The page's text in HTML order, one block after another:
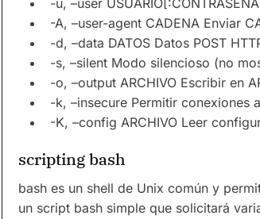
-u, –user
-A, –user-agent CADENA Enviar
-d, –data DATOS Datos POST
-s, –silent Modo silencioso (no
-o, –output ARCHIVO Escribir en
-k, –insecure Permitir conexiones
-K, –config ARCHIVO Leer
scripting bash
bash es un shell de Unix común y
un script bash simple que solicitará